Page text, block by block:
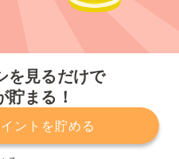
を見るだけで
貯まる！
ントを貯める
利用規約
運営会社